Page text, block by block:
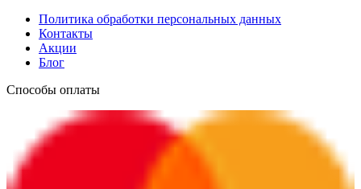
Политика обработки персональных данных
Контакты
Акции
Блог
Способы оплаты